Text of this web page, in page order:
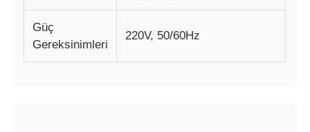
Güç
Gereksinimleri
220V, 50/60Hz